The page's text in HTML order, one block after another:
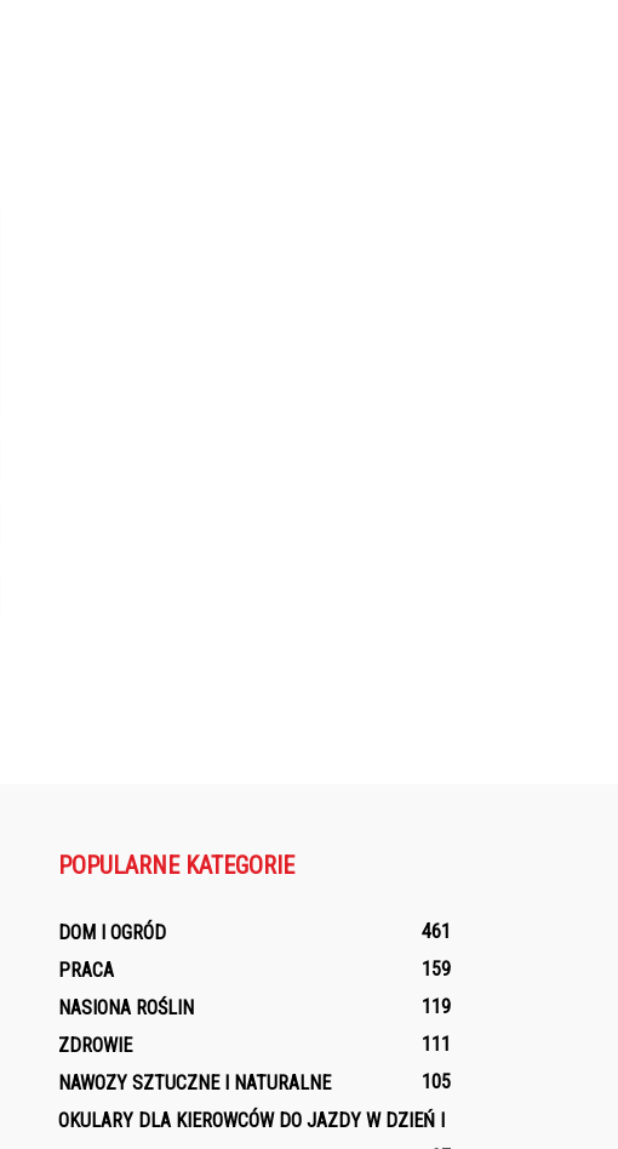
POPULARNE KATEGORIE
DOM I OGRÓD
461
PRACA
159
NASIONA ROŚLIN
119
ZDROWIE
111
NAWOZY SZTUCZNE I NATURALNE
105
OKULARY DLA KIEROWCÓW DO JAZDY W DZIEŃ I